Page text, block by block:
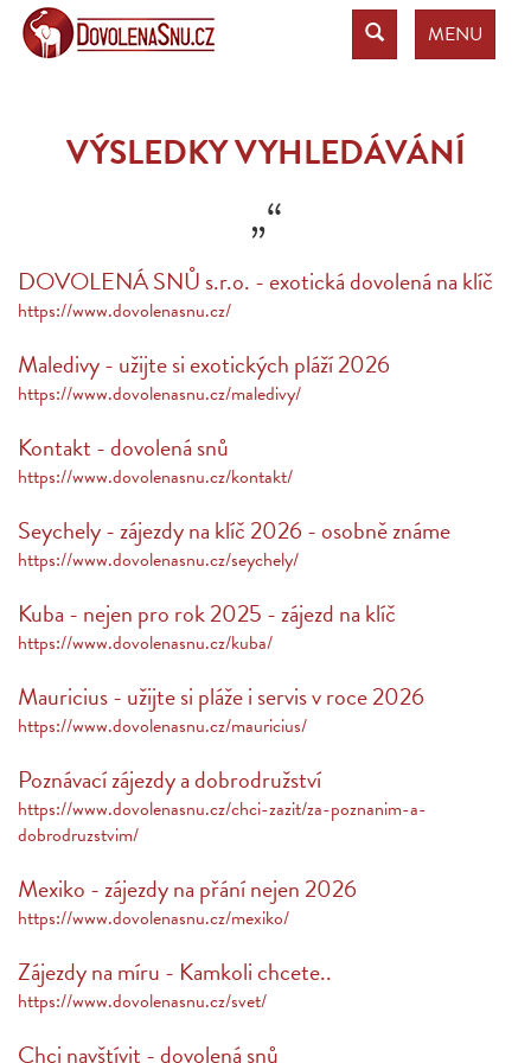
MENU
VÝSLEDKY VYHLEDÁVÁNÍ
„“
DOVOLENÁ SNŮ s.r.o. - exotická dovolená na klíč
https://www.dovolenasnu.cz/
Maledivy - užijte si exotických pláží 2026
https://www.dovolenasnu.cz/maledivy/
Kontakt - dovolená snů
https://www.dovolenasnu.cz/kontakt/
Seychely - zájezdy na klíč 2026 - osobně známe
https://www.dovolenasnu.cz/seychely/
Kuba - nejen pro rok 2025 - zájezd na klíč
https://www.dovolenasnu.cz/kuba/
Mauricius - užijte si pláže i servis v roce 2026
https://www.dovolenasnu.cz/mauricius/
Poznávací zájezdy a dobrodružství
https://www.dovolenasnu.cz/chci-zazit/za-poznanim-a-
dobrodruzstvim/
Mexiko - zájezdy na přání nejen 2026
https://www.dovolenasnu.cz/mexiko/
Zájezdy na míru - Kamkoli chcete..
https://www.dovolenasnu.cz/svet/
Chci navštívit - dovolená snů